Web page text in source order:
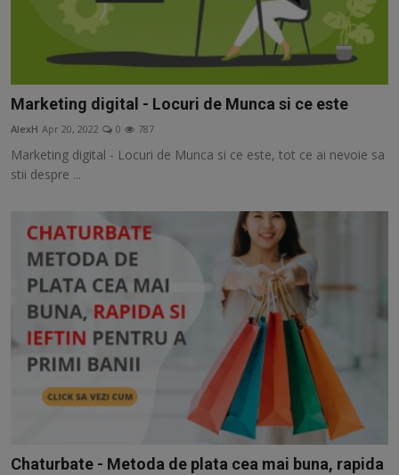
Marketing digital - Locuri de Munca si ce este
AlexH Apr 20, 2022 0 787
Marketing digital - Locuri de Munca si ce este, tot ce ai nevoie sa
stii despre ...
Chaturbate - Metoda de plata cea mai buna, rapida